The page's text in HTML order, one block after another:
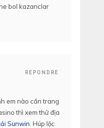
bol kazanclar
REPONDRE
em nào cần trang
thì xem thử địa
Sunwin . Húp lộc